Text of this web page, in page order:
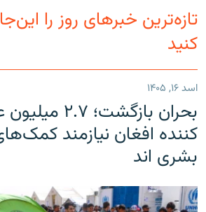
تازه‌ترین خبرهای روز را
کنید
اسد ۱۶, ۱۴۰۵
بحران بازگشت؛
کننده افغان نیازمند
بشری اند